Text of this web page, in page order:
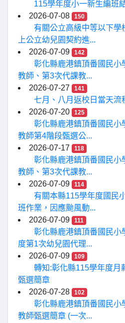
115學年度小一新生編班
2026-07-08
150
有關公立高級中等以下學
上公立幼兒園契約進...
2026-07-09
142
彰化縣鹿港鎮頂番國民小
教師、第3次代課教...
2026-07-27
141
七月、八月返校日當天流
2026-07-20
125
彰化縣鹿港鎮頂番國民小
教師第4階段甄選公...
2026-07-17
118
彰化縣鹿港鎮頂番國民小
教師、第3次代課教...
2026-07-09
114
有關本縣115學年度國民
班作業，因應颱風動...
2026-07-09
111
彰化縣鹿港鎮頂番國民小
度第1次幼兒園代理...
2026-07-09
109
轉知:彰化縣115學年度月
甄選簡章
2026-07-28
102
彰化縣鹿港鎮頂番國民小
教師甄選簡章 (一次...